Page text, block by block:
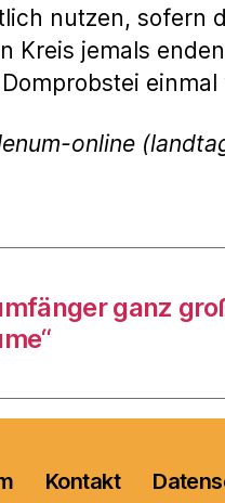
nutzen, sofern
Kreis jemals
online
ganz
Kontakt